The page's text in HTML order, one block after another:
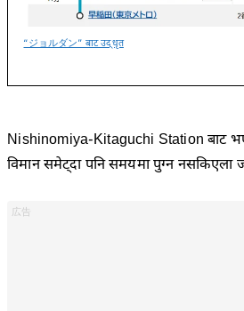
“ジョルダン” बाट उद्धृत
Nishinomiya-Kitaguchi Station बाट
विमान समेट्दा पनि समयमा पुग्न नसकिएला